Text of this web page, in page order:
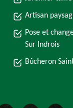
Artisan
Pose et
Sur Indrois
Bûcheron